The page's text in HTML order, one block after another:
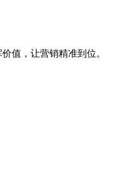
值，让营销精准到位。